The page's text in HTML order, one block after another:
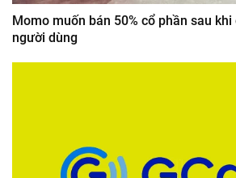
Momo muốn bán 50% cổ phần sau
người dùng